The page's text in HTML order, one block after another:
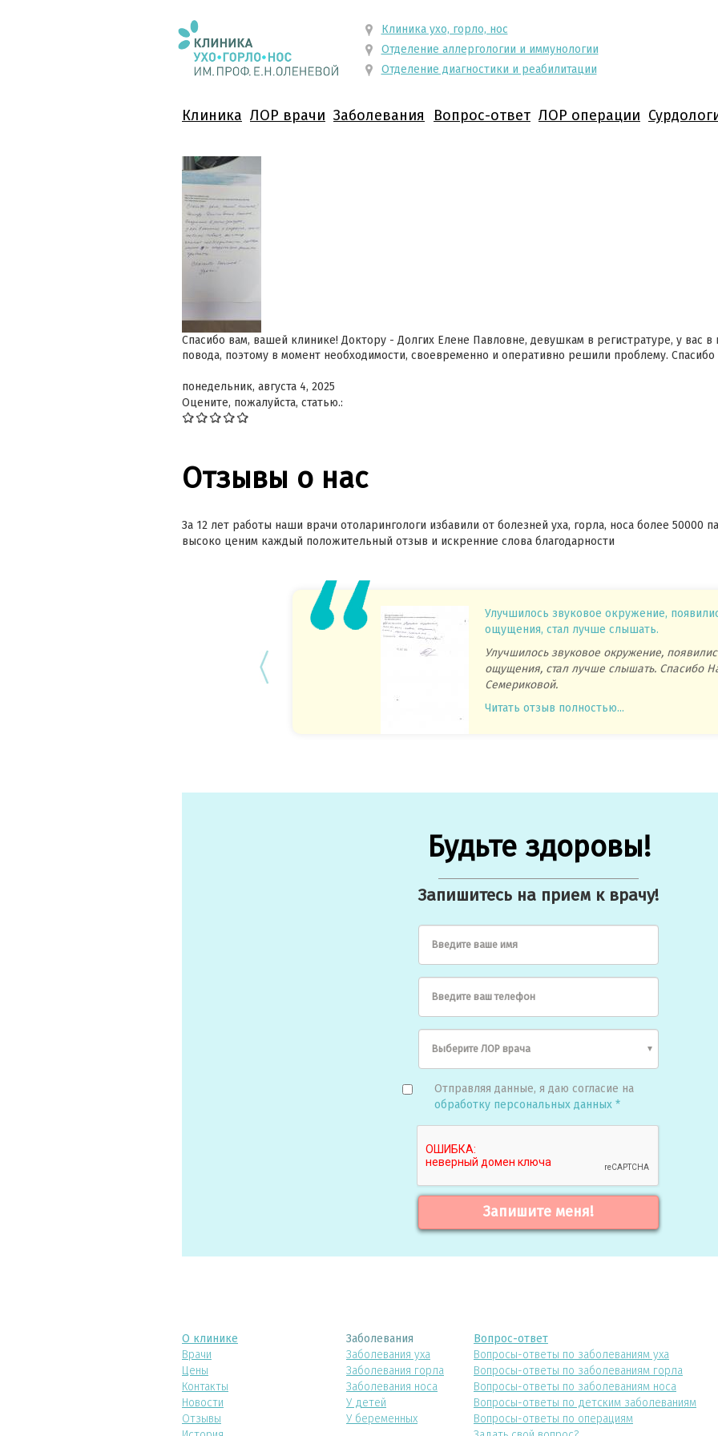
Клиника ухо, горло, нос
Отделение аллергологии и иммунологии
Отделение диагностики и реабилитации
Клиника ЛОР врачи Заболевания Вопрос-ответ ЛОР операции
Спасибо вам, вашей клинике! Доктору - Долгих Елене Павловне, девушкам в регистратуре, у вас
повода, поэтому в момент необходимости, своевременно и оперативно решили проблему.
понедельник, августа 4, 2025
Оцените, пожалуйста, статью.:
Отзывы о нас
За 12 лет работы наши врачи отоларингологи избавили от болезней уха, горла, носа более 50000
высоко ценим каждый положительный отзыв и искренние слова благодарности
Улучшилось звуковое окружение,
ощущения, стал лучше слышать.
Улучшилось звуковое окружение,
ощущения, стал лучше слышать. Спасибо
Семериковой.
Читать отзыв полностью...
Будьте здоровы!
Запишитесь на прием к врачу!
Введите ваше имя
Введите ваш телефон
Отправляя данные, я даю согласие на
обработку персональных данных *
Запишите меня!
О клинике
Врачи
Цены
Контакты
Новости
Отзывы
Заболевания
Заболевания уха
Заболевания горла
Заболевания носа
У детей
У беременных
Вопрос-ответ
Вопросы-ответы по заболеваниям уха
Вопросы-ответы по заболеваниям горла
Вопросы-ответы по заболеваниям носа
Вопросы-ответы по детским заболеваниям
Вопросы-ответы по операциям